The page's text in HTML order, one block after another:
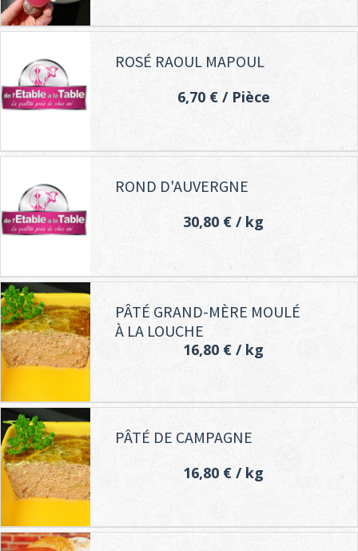
ROSÉ RAOUL MAPOUL
6,70 €/ Pièce
ROND D'AUVERGNE
30,80 € / kg
PÂTÉ GRAND-MÈRE MOULÉ
À LA LOUCHE
16,80 € / kg
PÂTÉ DE CAMPAGNE
16,80 € / kg